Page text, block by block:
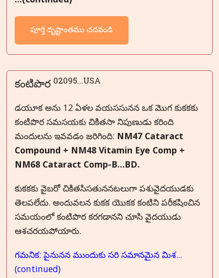
పూర్తి దృష్టాంతము చదవండి
కంటిపొర 02095...USA
డయూక అను 12 ఏళల వయససునన ఒక మొగ కుకకకు
కంటిపొర సమసయకు చికితసా నిపుణుడు కరింది
మందులను ఇవవడం జరిగింది: NM47 Cataract
Compound + NM48 Vitamin Eye Comp +
NM68 Cataract Comp-B…BD.
కుకకకు వైబరో చికితసిసతుననటలుగా పశువైదయుడకు
తెలపలేదు. అందువలన కుకక యొకక కంటిని పరీకషించిన
సమయంలో కంటిపొర కరగడానని చూసి వైదయుడు
ఆశచరయపోయారు.
గమనిక: పైనునన ముందుకు సరి సమానమైన మిశ...
(continued)